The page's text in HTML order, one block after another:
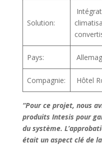
Solution:
Pays:
Compagnie: Hôtel
“Pour ce projet, nous
produits Intesis pour
du système.
était un aspect clé de